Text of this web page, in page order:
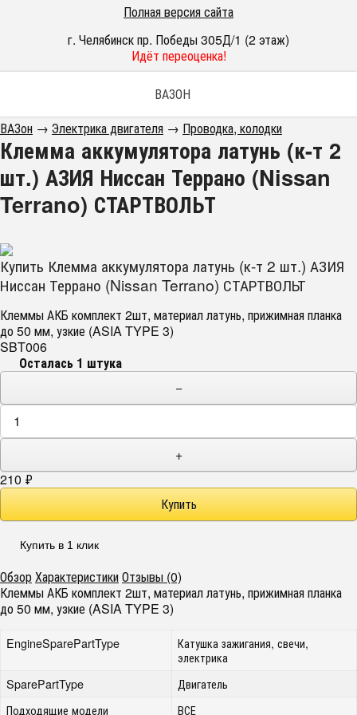
Полная версия сайта
г. Челябинск пр. Победы 305Д/1 (2 этаж)
Идёт переоценка!
ВАЗОН
ВАЗон → Электрика двигателя → Проводка, колодки
Клемма аккумулятора латунь (к-т 2
шт.) АЗИЯ Ниссан Террано (Nissan
Terrano) СТАРТВОЛЬТ
Купить Клемма аккумулятора латунь (к-т 2 шт.) АЗИЯ
Ниссан Террано (Nissan Terrano) СТАРТВОЛЬТ
Клеммы АКБ комплект 2шт, материал латунь, прижимная планка
до 50 мм, узкие (ASIA TYPE 3)
SBT006
Осталась 1 штука
−
+
210 ₽
Купить в 1 клик
ОбзорХарактеристикиОтзывы (0)
Клеммы АКБ комплект 2шт, материал латунь, прижимная планка
до 50 мм, узкие (ASIA TYPE 3)
EngineSparePartType
Катушка зажигания, свечи,
электрика
SparePartType
Двигатель
Подходящие модели
ВСЕ